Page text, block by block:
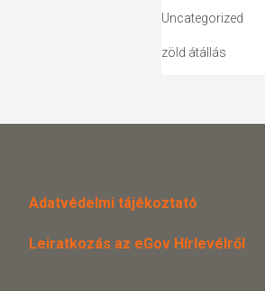
Uncategorized
zöld átállás
Adatvédelmi tájékoztató
Leiratkozás az eGov Hírlevélről